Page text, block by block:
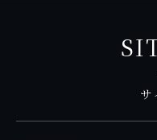
サ